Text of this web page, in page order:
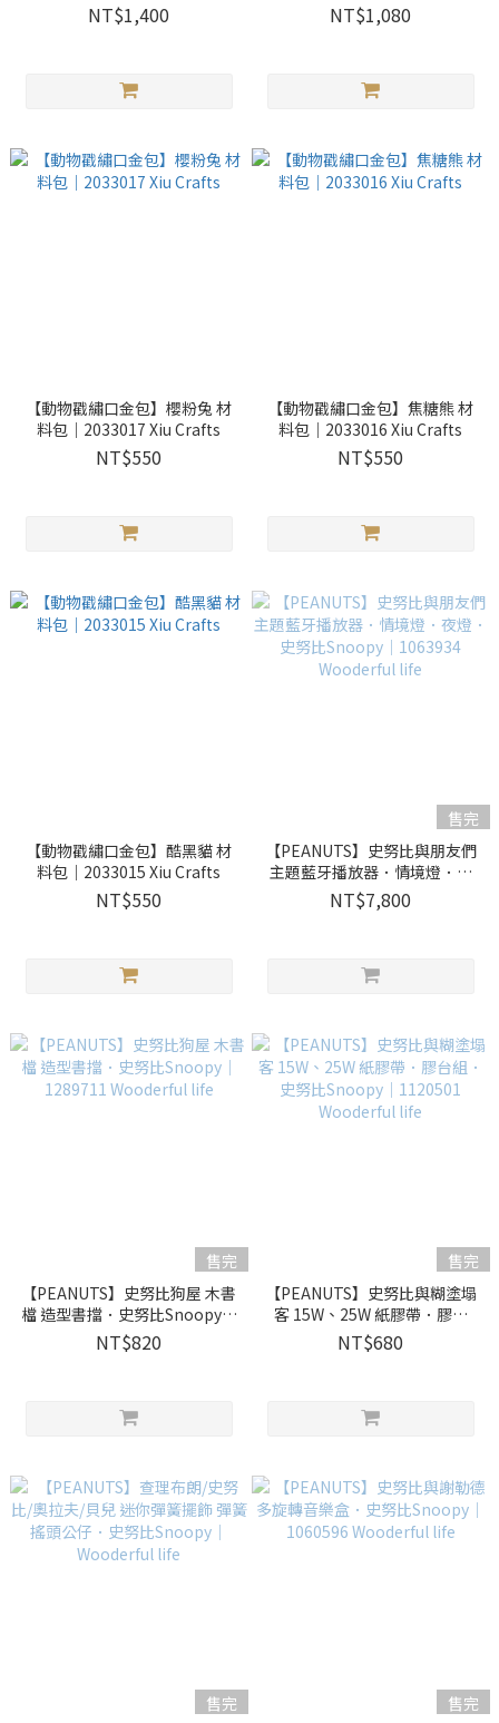
NT$1,400 NT$1,080
【動物戳繡口金包】櫻粉兔 材
料包｜2033017 Xiu Crafts
NT$550
【動物戳繡口金包】焦糖熊 材
料包｜2033016 Xiu Crafts
NT$550
【動物戳繡口金包】酷黑貓 材
料包｜2033015 Xiu Crafts
NT$550
售完
【PEANUTS】史努比與朋友們
主題藍牙播放器．情境燈．夜
燈．史努比Snoopy｜1063934
Wooderful life
NT$7,800
售完
【PEANUTS】史努比狗屋 木書
檔 造型書擋．史努比Snoopy｜
1289711 Wooderful life
NT$820
售完
【PEANUTS】史努比與糊塗塌
客 15W、25W 紙膠帶．膠台
組．史努比Snoopy｜1120501
Wooderful life
NT$680
售完
售完